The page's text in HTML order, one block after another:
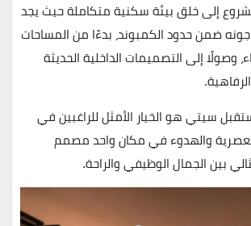
إلى خلق بيئة سكنية متكاملة حيث يجد
ضمن حدود الكمبوند، بدءًا من المساحات
وصولًا إلى التصميمات الداخلية الحديثة
سيتيهو الخيار الأمثل للراغبين في
العصرية والهدوء في مكان واحد مصمم
بين الجمال الوظيفي والراحة.